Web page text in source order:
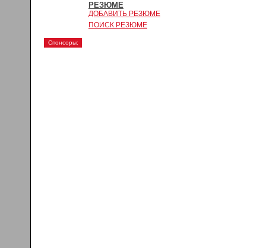
РЕЗЮМЕ
ДОБАВИТЬ РЕЗЮМЕ
ПОИСК РЕЗЮМЕ
Спонсоры: